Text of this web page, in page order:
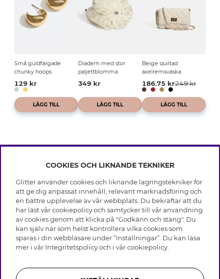
Små guldfärgade
chunky hoops
129 kr
LÄGG TILL
Diadem med stor
paljettblomma
349 kr
LÄGG TILL
Beige quiltad
axelremsväska
186.75 kr249 kr
LÄGG TILL
INFO
Leverans
Villkor
Integritetspolicy
Cookies
Medlemsvillkor
Jobba hos Glitter
Återkallelse
OM GLITTER
Black Friday
Våra butiker
Varumärken
Företagshistoria
Visselblåsning
HJÄLP
Vanliga frågor
Kundservice
COOKIES OCH LIKNANDE TEKNIKER
Glitter använder cookies och liknande lagringstekniker för
att ge dig anpassat innehåll, relevant marknadsföring och
en bättre upplevelse av vår webbplats. Du bekräftar att du
har läst vår cookiepolicy och samtycker till vår användning
av cookies genom att klicka på "Godkänn och stäng". Du
kan själv när som helst kontrollera vilka cookies som
sparas i din webbläsare under ”Inställningar”. Du kan läsa
mer i vår Integritetspolicyoch i vårcookiepolicy